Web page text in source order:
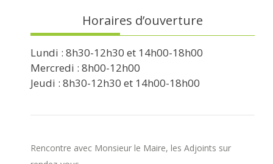
Horaires d’ouverture
Lundi : 8h30-12h30 et 14h00-18h00
Mercredi : 8h00-12h00
Jeudi : 8h30-12h30 et 14h00-18h00
Rencontre avec Monsieur le Maire, les Adjoints sur